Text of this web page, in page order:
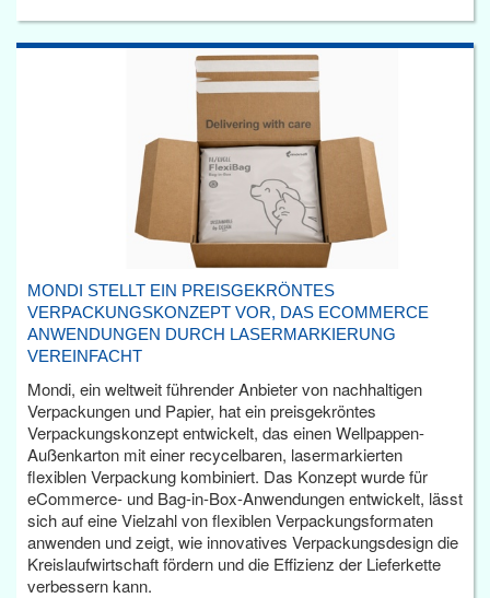
MONDI STELLT EIN PREISGEKRÖNTES
VERPACKUNGSKONZEPT VOR, DAS ECOMMERCE
ANWENDUNGEN DURCH LASERMARKIERUNG
VEREINFACHT
Mondi, ein weltweit führender Anbieter von nachhaltigen
Verpackungen und Papier, hat ein preisgekröntes
Verpackungskonzept entwickelt, das einen Wellpappen-
Außenkarton mit einer recycelbaren, lasermarkierten
flexiblen Verpackung kombiniert. Das Konzept wurde für
eCommerce- und Bag-in-Box-Anwendungen entwickelt, lässt
sich auf eine Vielzahl von flexiblen Verpackungsformaten
anwenden und zeigt, wie innovatives Verpackungsdesign die
Kreislaufwirtschaft fördern und die Effizienz der Lieferkette
verbessern kann.